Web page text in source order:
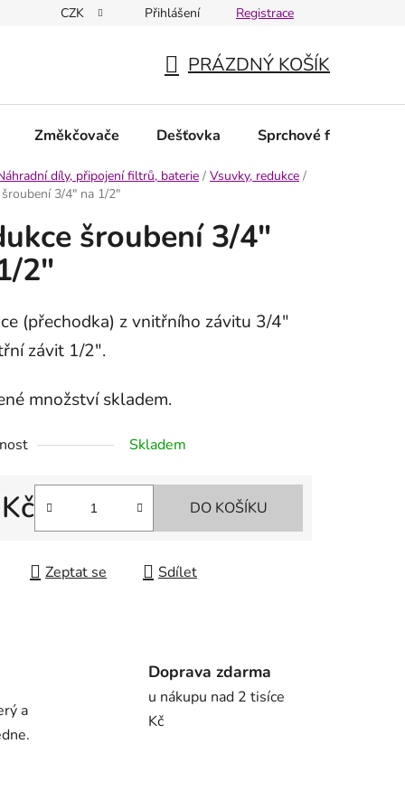
CZK Přihlášení Registrace
KOŠÍK
PRÁZDNÝ KOŠÍK
Změkčovače Dešťovka Sprchové filtry
díly, připojení filtrů, baterie / Vsuvky, redukce /
šroubení 3/4" na 1/2"
šroubení 3/4"
2"
(přechodka) z vnitřního závitu 3/4"
závit 1/2".
množství skladem.
Skladem
cena:
DO KOŠÍKU
Zeptat se Sdílet
a
Doprava zdarma
u nákupu nad 2 tisíce
Kč